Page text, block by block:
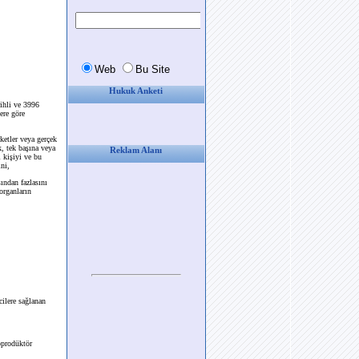
ve 3996
göre
veya gerçek
başına veya
kişiyi ve bu
fazlasını
sağlanan
Hukuk Anketi
Reklam Alanı